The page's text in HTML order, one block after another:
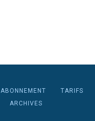
ABONNEMENT
TARIFS
ARCHIVES